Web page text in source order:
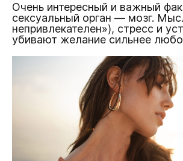
Очень интересный и важный
сексуальный орган — мозг.
непривлекателен»), стресс и
убивают желание сильнее